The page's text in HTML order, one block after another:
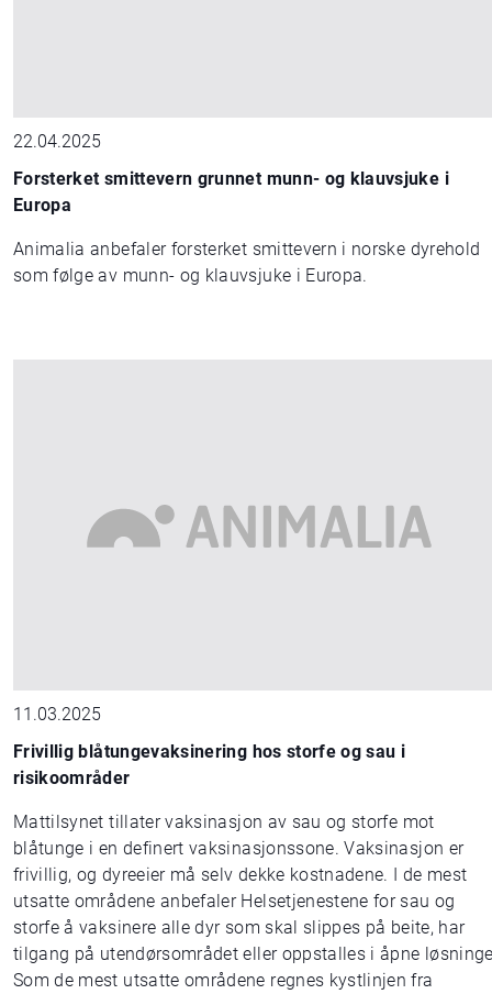
22.04.2025
Forsterket smittevern grunnet munn- og klauvsjuke i
Europa
Animalia anbefaler forsterket smittevern i norske dyrehold
som følge av munn- og klauvsjuke i Europa.
11.03.2025
Frivillig blåtungevaksinering hos storfe og sau i
risikoområder
Mattilsynet tillater vaksinasjon av sau og storfe mot
blåtunge i en definert vaksinasjonssone. Vaksinasjon er
frivillig, og dyreeier må selv dekke kostnadene. I de mest
utsatte områdene anbefaler Helsetjenestene for sau og
storfe å vaksinere alle dyr som skal slippes på beite, har
tilgang på utendørsområdet eller oppstalles i åpne
Som de mest utsatte områdene regnes kystlinjen fra